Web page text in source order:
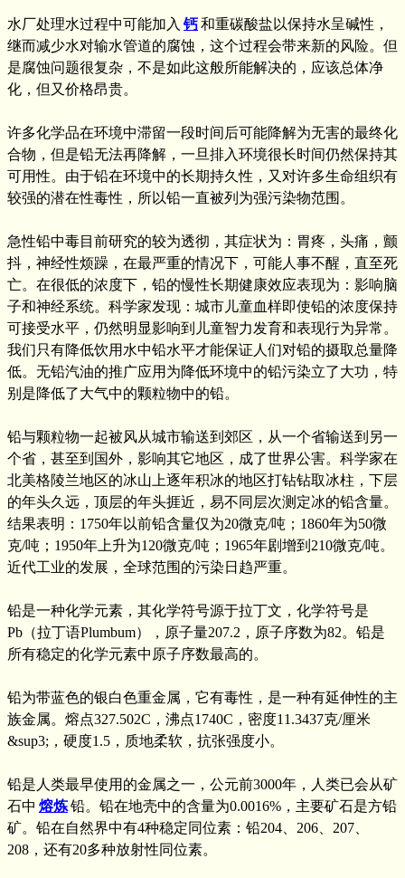
水厂处理水过程中可能加入 钙和重碳酸盐以保持水呈碱性，
继而减少水对输水管道的腐蚀，这个过程会带来新的风险。但
是腐蚀问题很复杂，不是如此这般所能解决的，应该总体净
化，但又价格昂贵。
许多化学品在环境中滞留一段时间后可能降解为无害的最终化
合物，但是铅无法再降解，一旦排入环境很长时间仍然保持其
可用性。由于铅在环境中的长期持久性，又对许多生命组织有
较强的潜在性毒性，所以铅一直被列为强污染物范围。
急性铅中毒目前研究的较为透彻，其症状为：胃疼，头痛，颤
抖，神经性烦躁，在最严重的情况下，可能人事不醒，直至死
亡。在很低的浓度下，铅的慢性长期健康效应表现为：影响脑
子和神经系统。科学家发现：城市儿童血样即使铅的浓度保持
可接受水平，仍然明显影响到儿童智力发育和表现行为异常。
我们只有降低饮用水中铅水平才能保证人们对铅的摄取总量降
低。无铅汽油的推广应用为降低环境中的铅污染立了大功，特
别是降低了大气中的颗粒物中的铅。
铅与颗粒物一起被风从城市输送到郊区，从一个省输送到另一
个省，甚至到国外，影响其它地区，成了世界公害。科学家在
北美格陵兰地区的冰山上逐年积冰的地区打钻钻取冰柱，下层
的年头久远，顶层的年头捱近，易不同层次测定冰的铅含量。
结果表明：1750年以前铅含量仅为20微克/吨；1860年为50微
克/吨；1950年上升为120微克/吨；1965年剧增到210微克/吨。
近代工业的发展，全球范围的污染日趋严重。
铅是一种化学元素，其化学符号源于拉丁文，化学符号是
Pb（拉丁语Plumbum），原子量207.2，原子序数为82。铅是
所有稳定的化学元素中原子序数最高的。
铅为带蓝色的银白色重金属，它有毒性，是一种有延伸性的主
族金属。熔点327.502C，沸点1740C，密度11.3437克/厘米
&sup3;，硬度1.5，质地柔软，抗张强度小。
铅是人类最早使用的金属之一，公元前3000年，人类已会从矿
石中 熔炼铅。铅在地壳中的含量为0.0016%，主要矿石是方铅
矿。铅在自然界中有4种稳定同位素：铅204、206、207、
208，还有20多种放射性同位素。